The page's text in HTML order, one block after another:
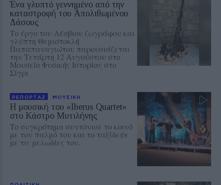
Ένα γλυπτό γεννημένο από την
καταστροφή του Απολιθωμένου
Δάσους
Το έργο του Λέσβιου ζωγράφου και
γλύπτη Θεμιστοκλή
Παπαπαναγιώτου παρουσιάζεται
την Τετάρτη 12 Αυγούστου στο
Μουσείο Φυσικής Ιστορίας στο
Σίγρι
ΡΕΠΟΡΤΑΖ ΜΟΥΣΙΚΗ
Η μουσική του «Iberus Quartet»
στο Κάστρο Μυτιλήνης
Το συγκρότημα συντόνισε το κοινό
με τον παλμό του και το ταξίδεψε
με τις μελωδίες του.